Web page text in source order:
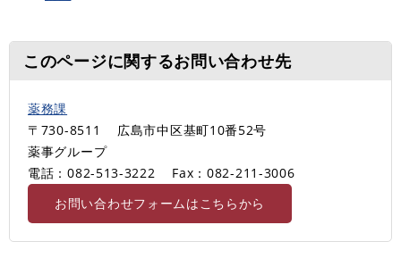
このページに関するお問い合わせ先
薬務課
〒730-8511
広島市中区基町10番52号
薬事グループ
電話：082-513-3222
Fax：082-211-3006
お問い合わせフォームはこちらから